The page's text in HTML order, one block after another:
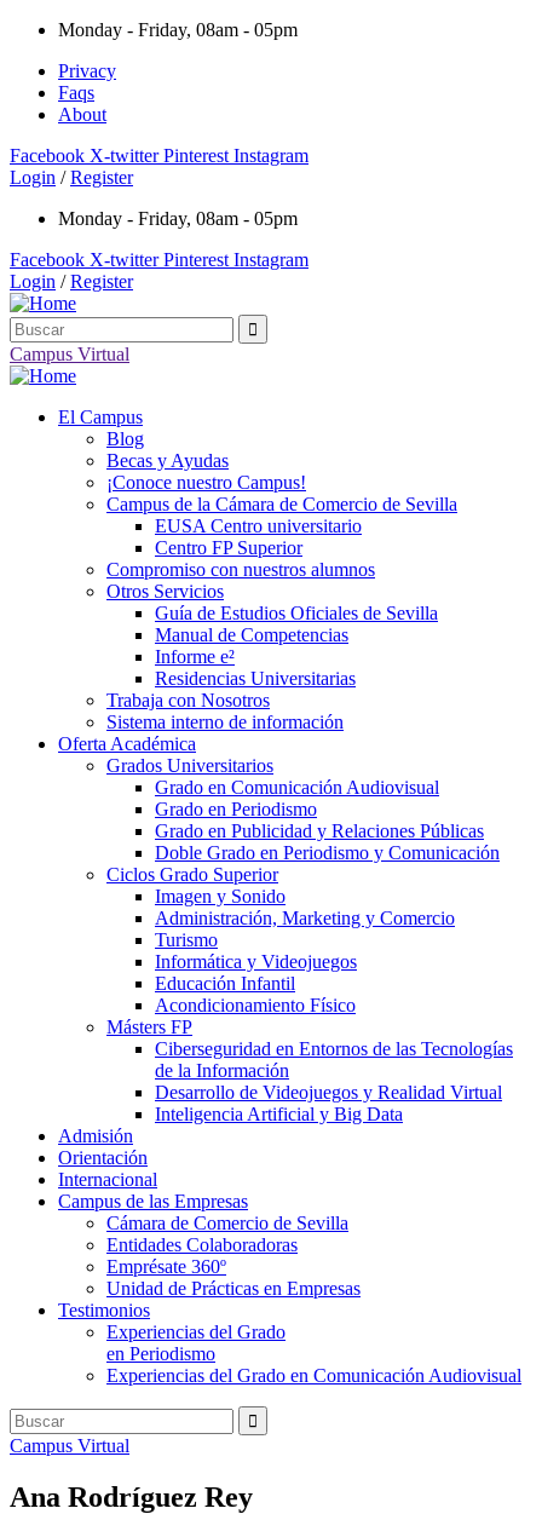
Monday - Friday, 08am - 05pm
Privacy
Faqs
About
Facebook X-twitter Pinterest Instagram
Login / Register
Monday - Friday, 08am - 05pm
Facebook X-twitter Pinterest Instagram
Login / Register
Campus Virtual
El Campus
Blog
Becas y Ayudas
¡Conoce nuestro Campus!
Campus de la Cámara de Comercio de Sevilla
EUSA Centro universitario
Centro FP Superior
Compromiso con nuestros alumnos
Otros Servicios
Guía de Estudios Oficiales de Sevilla
Manual de Competencias
Informe e²
Residencias Universitarias
Trabaja con Nosotros
Sistema interno de información
Oferta Académica
Grados Universitarios
Grado en Comunicación Audiovisual
Grado en Periodismo
Grado en Publicidad y Relaciones Públicas
Doble Grado en Periodismo y Comunicación
Ciclos Grado Superior
Imagen y Sonido
Administración, Marketing y Comercio
Turismo
Informática y Videojuegos
Educación Infantil
Acondicionamiento Físico
Másters FP
Ciberseguridad en Entornos de las Tecnologías
de la Información
Desarrollo de Videojuegos y Realidad Virtual
Inteligencia Artificial y Big Data
Admisión
Orientación
Internacional
Campus de las Empresas
Cámara de Comercio de Sevilla
Entidades Colaboradoras
Emprésate 360º
Unidad de Prácticas en Empresas
Testimonios
Experiencias del Grado
en Periodismo
Experiencias del Grado en Comunicación Audiovisual
Campus Virtual
Ana Rodríguez Rey